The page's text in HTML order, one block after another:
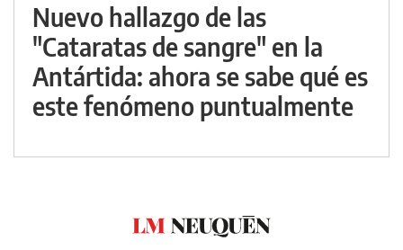
Nuevo hallazgo de las
"Cataratas de sangre" en la
Antártida: ahora se sabe qué es
este fenómeno puntualmente